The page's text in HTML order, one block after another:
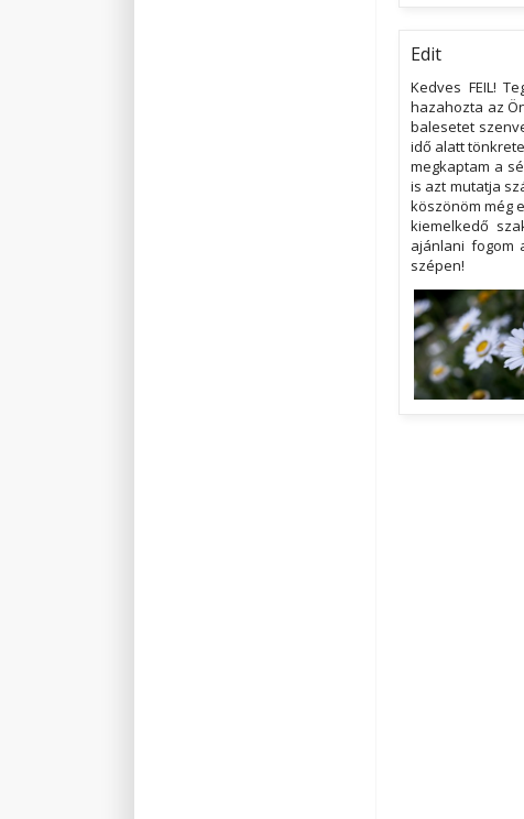
Edit
Kedves FEIL!
hazahozta az
balesetet
idő alatt
megkaptam a
is azt mutatja
köszönöm még
kiemelkedő
ajánlani fogom
szépen!